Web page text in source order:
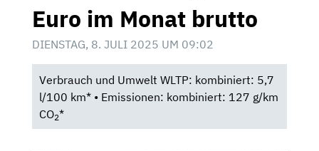
Euro im Monat brutto
DIENSTAG, 8. JULI 2025 UM 09:02
Verbrauch und Umwelt WLTP: kombiniert: 5,7
l/100 km* • Emissionen: kombiniert: 127 g/km
CO2*